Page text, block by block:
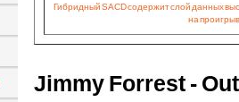
Гибридный SACD содержит слой данных
на
Jimmy Forrest -